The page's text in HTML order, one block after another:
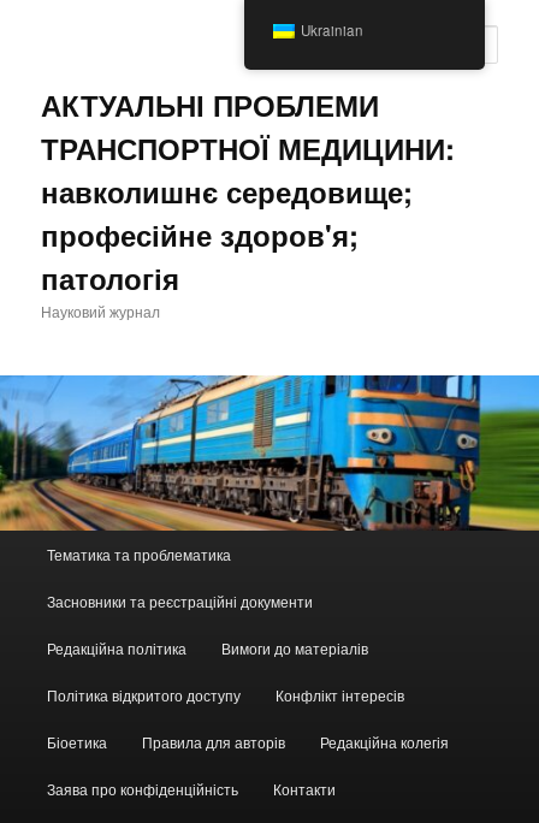
АКТУАЛЬНІ ПРОБЛЕМИ
ТРАНСПОРТНОЇ МЕДИЦИНИ:
навколишнє середовище;
професійне здоров'я;
патологія
Науковий журнал
Тематика та проблематика
Засновники та реєстраційні документи
Редакційна політика Вимоги до матеріалів
Політика відкритого доступу Конфлікт інтересів
Біоетика Правила для авторів Редакційна колегія
Заява про конфіденційність Контакти
Ukrainian